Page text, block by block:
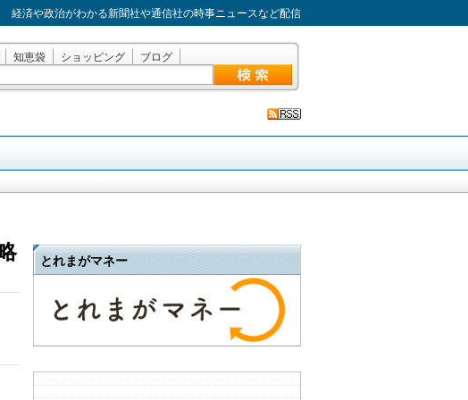
経済や政治がわかる新聞社や通信社の時事ニュースなど配信
知恵袋 ショッピング ブログ
とれまがマネー